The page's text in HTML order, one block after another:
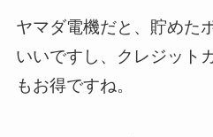
ヤマダ電機だと、貯めた
いいですし、クレジット
もお得ですね。